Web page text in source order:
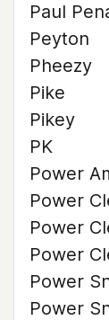
Paul
Peyton
Pheezy
Pike
Pikey
PK
Power
Power
Power
Power
Power
Power